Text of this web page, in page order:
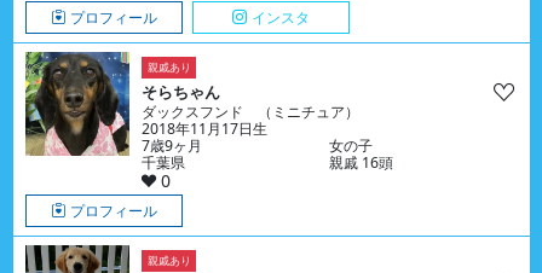
プロフィール インスタ
親戚あり
そらちゃん
ダックスフンド （ミニチュア）
2018年11月17日生
7歳9ヶ月
女の子
千葉県
親戚 16頭
0
プロフィール
親戚あり